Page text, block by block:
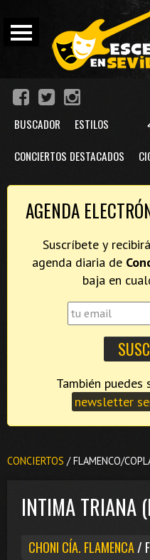
BUSCADOR ESTILOS
CONCIERTOS DESTACADOS
AGENDA
Suscríbete y
agenda diaria de
baja en
newsletter
CONCIERTOS / FLAMENCO/
INTIMA TRIANA
CHONI CÍA. FLAMENCA/